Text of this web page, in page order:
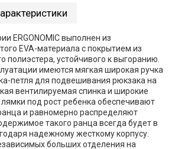
ERGONOMIC выполнен из
EVA-материала с покрытием из
полиэстера, устойчивого к выгоранию.
имеются мягкая широкая ручка
петля для подвешивания рюкзака на
вентилируемая спинка и широкие
под рост ребенка обеспечивают
и равномерно распределяют
такого ранца всегда будет в
надежному жесткому корпусу.
больших отделения на